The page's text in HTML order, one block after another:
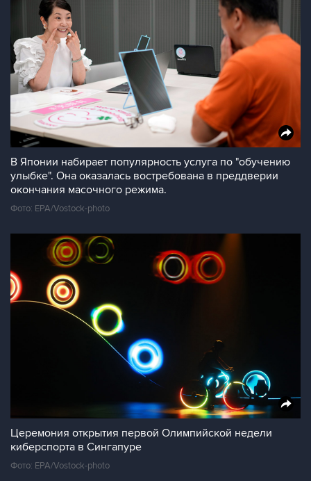
В Японии набирает популярность услуга по "обучению
улыбке". Она оказалась востребована в преддверии
окончания масочного режима.
Фото: EPA/Vostock-photo
Церемония открытия первой Олимпийской недели
киберспорта в Сингапуре
Фото: EPA/Vostock-photo